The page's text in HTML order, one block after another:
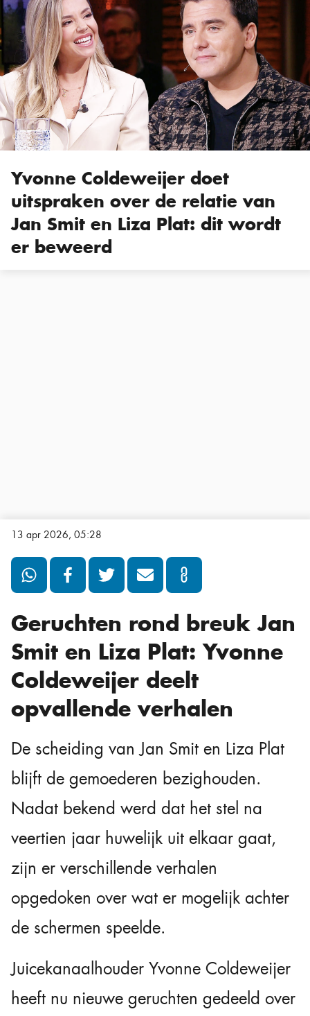
Yvonne Coldeweijer doet
uitspraken over de relatie van
Jan Smit en Liza Plat: dit wordt
er beweerd
13 apr 2026, 05:28
Geruchten rond breuk Jan
Smit en Liza Plat: Yvonne
Coldeweijer deelt
opvallende verhalen
De scheiding vanJan Smit en Liza Plat
blijft de gemoederen bezighouden.
Nadat bekend werd dat het stel na
veertien jaar huwelijk uit elkaar gaat,
zijn er verschillende verhalen
opgedoken over wat er mogelijk achter
de schermen speelde.
Juicekanaalhouder Yvonne Coldeweijer
heeft nu nieuwe geruchten gedeeld over